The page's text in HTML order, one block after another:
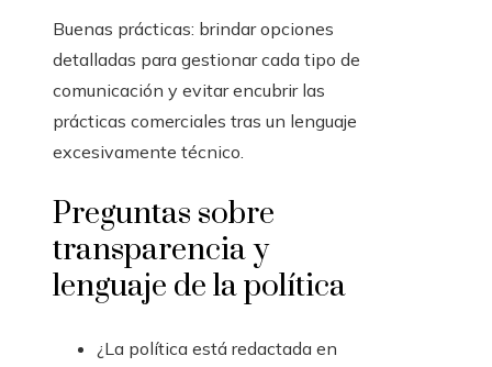
Buenas prácticas: brindar opciones
detalladas para gestionar cada tipo de
comunicación y evitar encubrir las
prácticas comerciales tras un lenguaje
excesivamente técnico.
Preguntas sobre
transparencia y
lenguaje de la política
¿La política está redactada en